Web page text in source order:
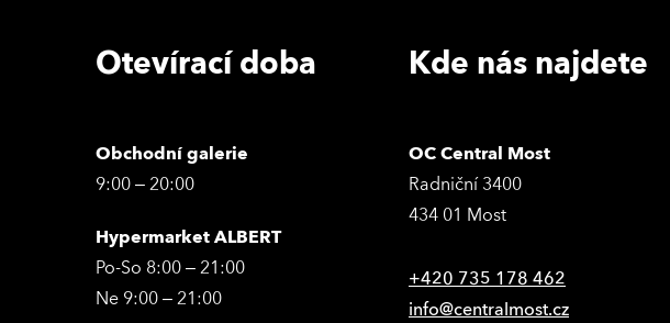
Otevírací doba
Obchodní galerie
9:00 – 20:00
Hypermarket ALBERT
Po-So 8:00 – 21:00
Ne 9:00 – 21:00
Kde nás najdete
OC Central Most
Radniční 3400
434 01 Most
+420 735 178 462
info@centralmost.cz